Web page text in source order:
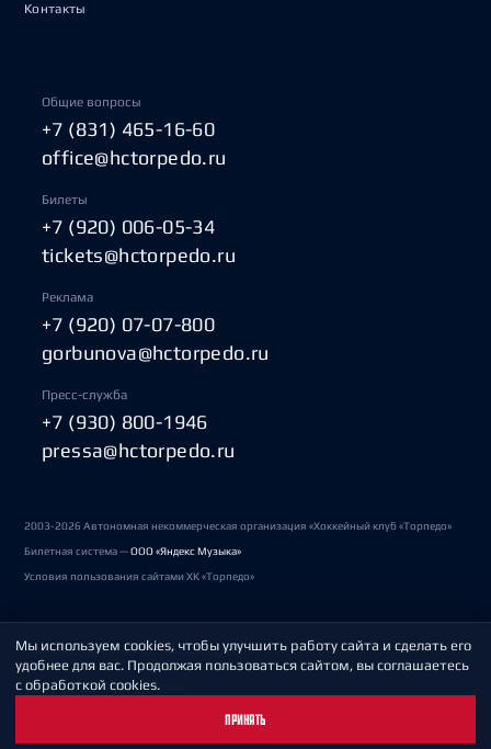
Контакты
Общие вопросы
+7 (831) 465-16-60
office@hctorpedo.ru
Билеты
+7 (920) 006-05-34
tickets@hctorpedo.ru
Реклама
+7 (920) 07-07-800
gorbunova@hctorpedo.ru
Пресс-служба
+7 (930) 800-1946
pressa@hctorpedo.ru
2003-2026 Автономная некоммерческая организация «Хоккейный клуб «Торпедо»
Билетная система —ООО «Яндекс Музыка»
Условия пользования сайтами ХК «Торпедо»
Политика обработки персональных данных
Пользовательское соглашение
Мы используем cookies, чтобы улучшить работу сайта и сделать его
удобнее для вас. Продолжая пользоваться сайтом, вы соглашаетесь
с обработкой cookies.
ПРИНЯТЬ